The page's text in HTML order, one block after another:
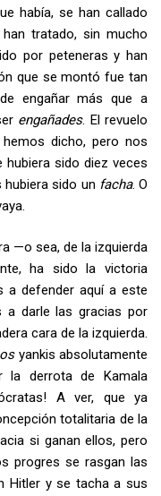
había, se han callado
tratado, sin mucho
por peteneras y han
que se montó fue tan
engañar más que a
engañades. El revuelo
dicho, pero nos
hubiera sido diez veces
sido un facha. O
—o sea, de la izquierda
ha sido la victoria
a defender aquí a este
a darle las gracias por
cara de la izquierda.
yankis absolutamente
la derrota de Kamala
A ver, que ya
totalitaria de la
si ganan ellos, pero
progres se rasgan las
Hitler y se tacha a sus